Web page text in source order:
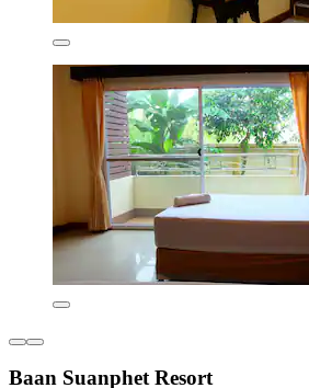
Baan Suanphet Resort